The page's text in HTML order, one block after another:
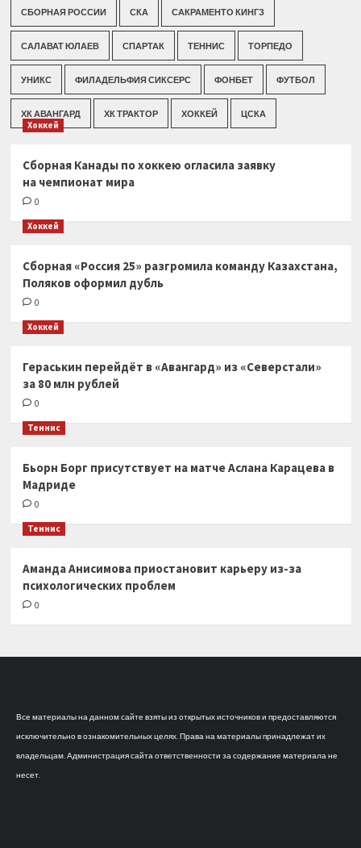
СБОРНАЯ РОССИИ СКА САКРАМЕНТО КИНГЗ
САЛАВАТ ЮЛАЕВ СПАРТАК ТЕННИС ТОРПЕДО
УНИКС ФИЛАДЕЛЬФИЯ СИКСЕРС ФОНБЕТ ФУТБОЛ
ХК АВАНГАРД ХК ТРАКТОР ХОККЕЙ ЦСКА
Хоккей
Сборная Канады по хоккею огласила заявку
на чемпионат мира
0
Хоккей
Сборная «Россия 25» разгромила команду Казахстана,
Поляков оформил дубль
0
Хоккей
Гераськин перейдёт в «Авангард» из «Северстали»
за 80 млн рублей
0
Теннис
Бьорн Борг присутствует на матче Аслана Карацева в
Мадриде
0
Теннис
Аманда Анисимова приостановит карьеру из-за
психологических проблем
0
Все материалы на данном сайте взяты из открытых источников и предоставляются
исключительно в ознакомительных целях. Права на материалы принадлежат их
владельцам. Администрация сайта ответственности за содержание материала не
несет.